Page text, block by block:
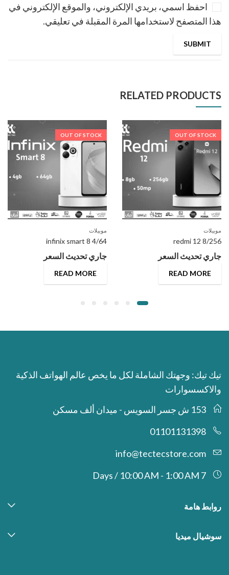
احفظ اسمي، بريدي الإلكتروني، والموقع الإلكتروني في
هذا المتصفح لاستخدامها المرة المقبلة في تعليقي.
RELATED PRODUCTS
OUT OF STOCK
موبيلات
redmi 12 8/256
جاري تحديث السعر
READ MORE
OUT OF STOCK
موبيلات
infinix smart 8 4/64
جاري تحديث السعر
READ MORE
تيك تيك: وجهتك الشاملة لكل ما يخص عالم الهواتف الذكية
والاكسسوارات
153 ش جسر السويس - ميدان ألف مسكن
01101131398
info@tectecstore.com
7 Days / 10:00 AM - 1:00 AM
روابط هامة
سوشيال ميديا